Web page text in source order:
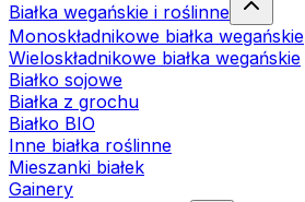
Białka wegańskie i roślinne
Monoskładnikowe białka wegańskie
Wieloskładnikowe białka wegańskie
Białko sojowe
Białka z grochu
Białko BIO
Inne białka roślinne
Mieszanki białek
Gainery